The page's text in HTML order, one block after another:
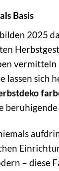
Basis
2025
vermitteln
lassen sich
– diese